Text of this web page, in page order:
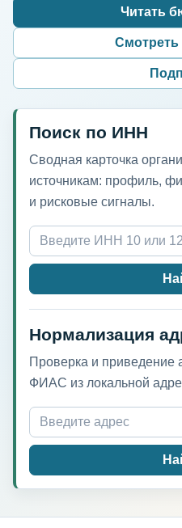
Читать
Поиск по ИНН
Сводная карточка
источникам: профиль,
и рисковые сигналы.
Нормализация
Проверка и приведение
ФИАС из локальной